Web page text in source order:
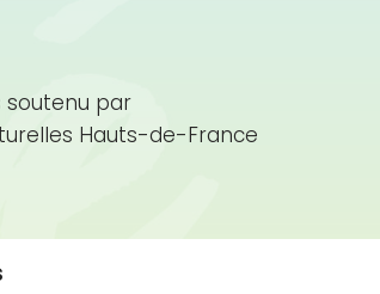
soutenu par
Hauts-de-France